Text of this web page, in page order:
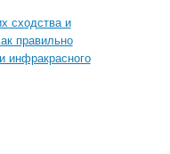
сходства и
правильно
инфракрасного